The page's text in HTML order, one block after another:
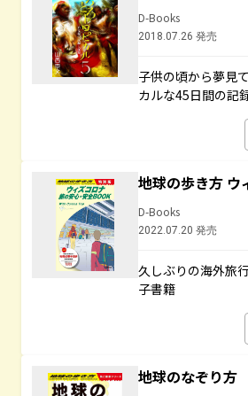
D-Books
2018.07.26 発売
子供の頃から夢見
カルな45日間の記
地球の歩き方 ウ
D-Books
2022.07.20 発売
久しぶりの海外旅
子書籍
地球のなぞり